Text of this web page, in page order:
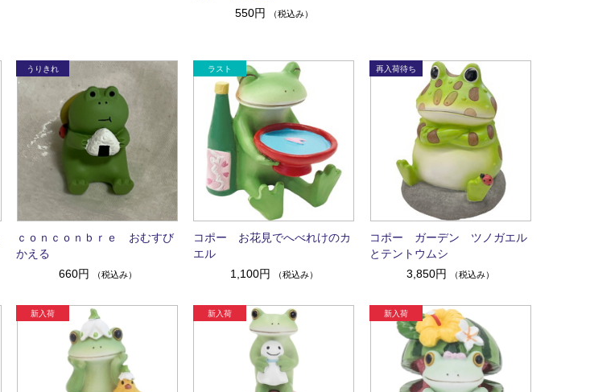
550円
（税込み）
ｃｏｎｃｏｎｂｒｅ おむすび
かえる
660円
（税込み）
コポー お花見でへべれけのカ
エル
1,100円
（税込み）
コポー ガーデン ツノガエル
とテントウムシ
3,850円
（税込み）